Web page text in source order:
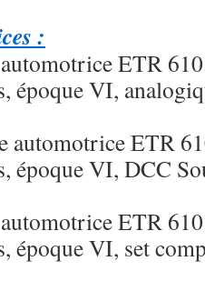
:
ETR
époque VI,
automotrice ETR
époque VI, DCC
ETR
époque VI, set